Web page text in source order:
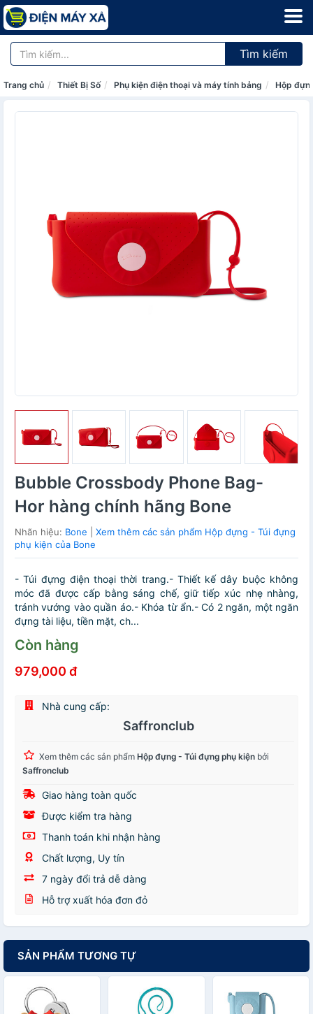
Tìm kiếm
Trang chủ Thiết Bị Số Phụ kiện điện thoại và máy tính bảng Hộp
Bubble Crossbody Phone Bag-
Hor hàng chính hãng Bone
Nhãn hiệu: Bone
Xem thêm các sản phẩm Hộp đựng - Túi đựng
phụ kiện của Bone
- Túi đựng điện thoại thời trang.- Thiết kế dây buộc không
móc đã được cấp bằng sáng chế, giữ tiếp xúc nhẹ nhàng,
tránh vướng vào quần áo.- Khóa từ ẩn.- Có 2 ngăn, một ngăn
đựng tài liệu, tiền mặt, ch...
Còn hàng
979,000 đ
Nhà cung cấp:
Saffronclub
Xem thêm các sản phẩm Hộp đựng - Túi đựng phụ kiện bởi
Saffronclub
Giao hàng toàn quốc
Được kiểm tra hàng
Thanh toán khi nhận hàng
Chất lượng, Uy tín
7 ngày đổi trả dễ dàng
Hỗ trợ xuất hóa đơn đỏ
SẢN PHẨM TƯƠNG TỰ